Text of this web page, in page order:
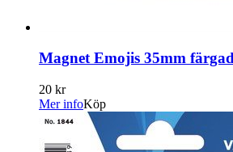
Magnet Emojis 35mm
20 kr
Mer infoKöp